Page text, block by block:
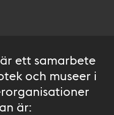
ett samarbete
och museer i
är: